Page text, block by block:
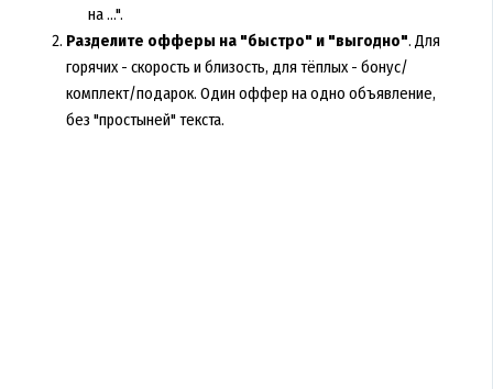
на ...".
Разделите офферы на "быстро" и "выгодно". Для
горячих - скорость и близость, для тёплых - бонус/
комплект/подарок. Один оффер на одно объявление,
без "простыней" текста.